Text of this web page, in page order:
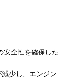
安全性を確保した
少し、エンジン